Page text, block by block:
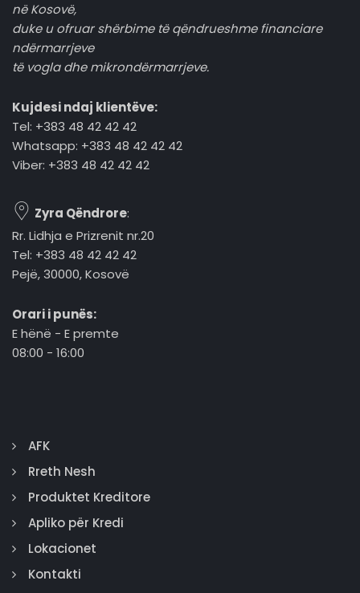
në Kosovë,
duke u ofruar shërbime të qëndrueshme financiare
ndërmarrjeve
të vogla dhe mikrondërmarrjeve.
Kujdesi ndaj klientëve:
Tel: +383 48 42 42 42
Whatsapp: +383 48 42 42 42
Viber: +383 48 42 42 42
Zyra Qëndrore:
Rr. Lidhja e Prizrenit nr.20
Tel: +383 48 42 42 42
Pejë, 30000, Kosovë
Orari i punës:
E hënë - E premte
08:00 - 16:00
AFK
Rreth Nesh
Produktet Kreditore
Apliko për Kredi
Lokacionet
Kontakti